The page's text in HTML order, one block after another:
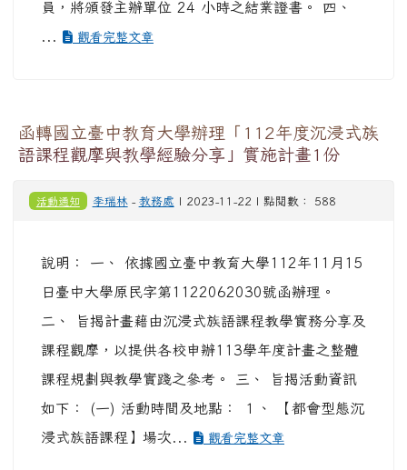
員，將頒發主辦單位 24 小時之結業證書。 四、
...
觀看完整文章
函轉國立臺中教育大學辦理「112年度沉浸式族
語課程觀摩與教學經驗分享」實施計畫1份
活動通知 李瑞林- 教務處 | 2023-11-22 | 點閱數： 588
說明： 一、 依據國立臺中教育大學112年11月15
日臺中大學原民字第1122062030號函辦理。
二、 旨揭計畫藉由沉浸式族語課程教學實務分享及
課程觀摩，以提供各校申辦113學年度計畫之整體
課程規劃與教學實踐之參考。 三、 旨揭活動資訊
如下： (一) 活動時間及地點： １、 【都會型態沉
浸式族語課程】場次...
觀看完整文章